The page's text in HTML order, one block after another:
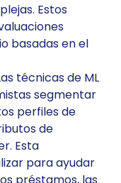
Estos
basadas en el
técnicas de ML
segmentar
perfiles de
de
Esta
para ayudar